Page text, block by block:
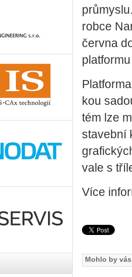
rob­ce
červ­na
kou
tém lze
sta­veb­ní
va­le s
Více
Mohlo by